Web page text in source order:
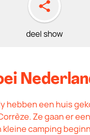
deel show
hebben een huis
Ze gaan er
kleine camping